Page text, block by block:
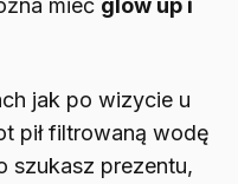
mieć glow up i
jak po wizycie u
pił filtrowaną wodę
szukasz prezentu,